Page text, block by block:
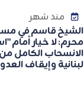
منذ شهر
الشيخ قاسم في
محرم: لا خيار أمام
الانسحاب الكامل
لبنانية وإيقاف